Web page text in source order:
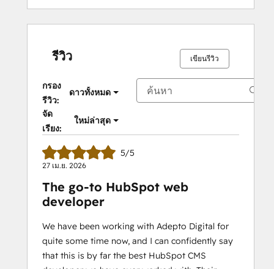
รีวิว เขียนรีวิว
กรอง
รีวิว:
ดาวทั้งหมด
จัด
เรียง:
ใหม่ล่าสุด
5/5
27 เม.ย. 2026
The go-to HubSpot web
developer
We have been working with Adepto Digital for
quite some time now, and I can confidently say
that this is by far the best HubSpot CMS